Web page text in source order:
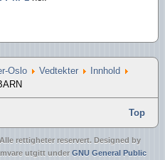
Oslo Vedtekter
Innhold
Top
rettigheter reservert. Designed by
utgitt under GNU General Public